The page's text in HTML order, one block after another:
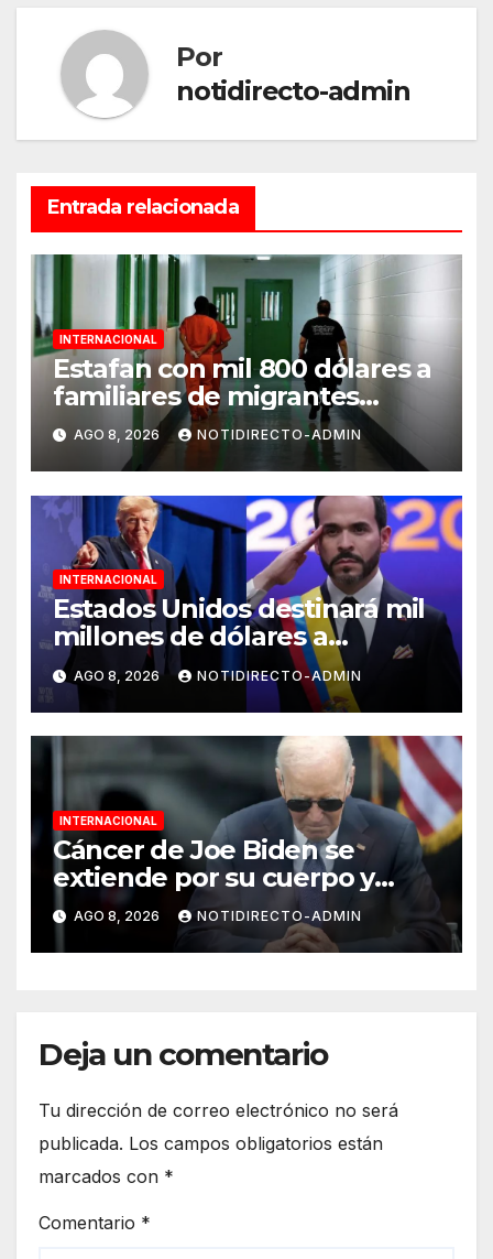
Por
notidirecto-admin
Entrada relacionada
INTERNACIONAL
Estafan con mil 800 dólares a
familiares de migrantes
detenidos en Estados Unidos;
prometen liberarlos
AGO 8, 2026 NOTIDIRECTO-ADMIN
INTERNACIONAL
Estados Unidos destinará mil
millones de dólares a
Colombia para reforzar
seguridad
AGO 8, 2026 NOTIDIRECTO-ADMIN
INTERNACIONAL
Cáncer de Joe Biden se
extiende por su cuerpo y
causa metástasis en sus
huesos, revela su hijo
AGO 8, 2026 NOTIDIRECTO-ADMIN
Deja un comentario
Tu dirección de correo electrónico no será
publicada. Los campos obligatorios están
marcados con *
Comentario *